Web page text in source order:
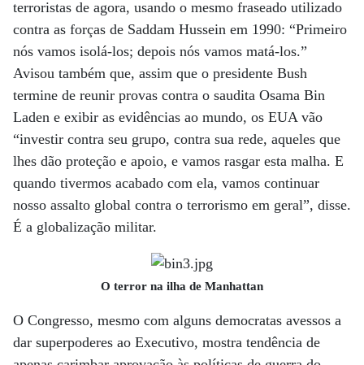
terroristas de agora, usando o mesmo fraseado utilizado
contra as forças de Saddam Hussein em 1990: “Primeiro
nós vamos isolá-los; depois nós vamos matá-los.”
Avisou também que, assim que o presidente Bush
termine de reunir provas contra o saudita Osama Bin
Laden e exibir as evidências ao mundo, os EUA vão
“investir contra seu grupo, contra sua rede, aqueles que
lhes dão proteção e apoio, e vamos rasgar esta malha. E
quando tivermos acabado com ela, vamos continuar
nosso assalto global contra o terrorismo em geral”, disse.
É a globalização militar.
O terror na ilha de Manhattan
O Congresso, mesmo com alguns democratas avessos a
dar superpoderes ao Executivo, mostra tendência de